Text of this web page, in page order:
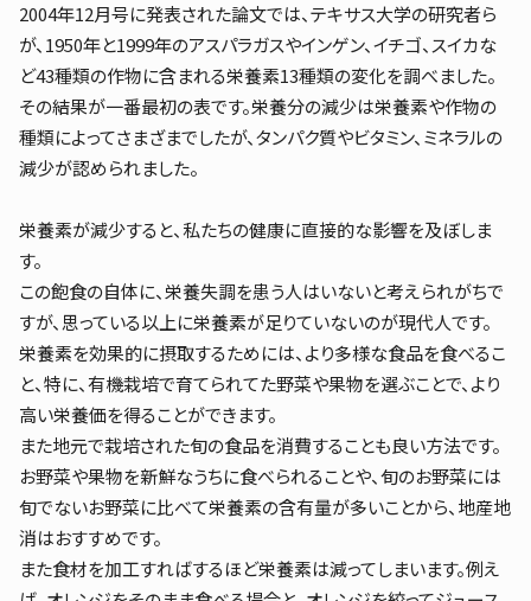
2004年12月号に発表された論文では、テキサス大学の研究者ら
が、1950年と1999年のアスパラガスやインゲン、イチゴ、スイカな
ど43種類の作物に含まれる栄養素13種類の変化を調べました。
その結果が一番最初の表です。栄養分の減少は栄養素や作物の
種類によってさまざまでしたが、タンパク質やビタミン、ミネラルの
減少が認められました。
栄養素が減少すると、私たちの健康に直接的な影響を及ぼしま
す。
この飽食の自体に、栄養失調を患う人はいないと考えられがちで
すが、思っている以上に栄養素が足りていないのが現代人です。
栄養素を効果的に摂取するためには、より多様な食品を食べるこ
と、特に、有機栽培で育てられてた野菜や果物を選ぶことで、より
高い栄養価を得ることができます。
また地元で栽培された旬の食品を消費することも良い方法です。
お野菜や果物を新鮮なうちに食べられることや、旬のお野菜には
旬でないお野菜に比べて栄養素の含有量が多いことから、地産地
消はおすすめです。
また食材を加工すればするほど栄養素は減ってしまいます。例え